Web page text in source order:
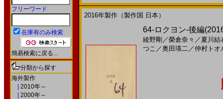
フリーワード
在庫有のみ検索
簡易検索に戻る...
分類から探す
海外製作
2010年～
2000年～
2016年製作（製作国 日本）
64-ロクヨン-後編
綾野剛 ／榮倉奈々 ／ 夏川結
つこ ／奥田瑛二／仲村トオ